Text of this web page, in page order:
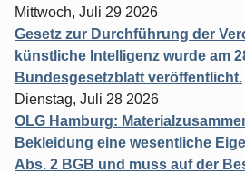
Mittwoch, Juli 29 2026
Gesetz zur Durchführung der
künstliche Intelligenz wurde am
Bundesgesetzblatt veröffentlicht.
Dienstag, Juli 28 2026
OLG Hamburg:
Bekleidung eine wesentliche
Abs. 2 BGB und muss auf der